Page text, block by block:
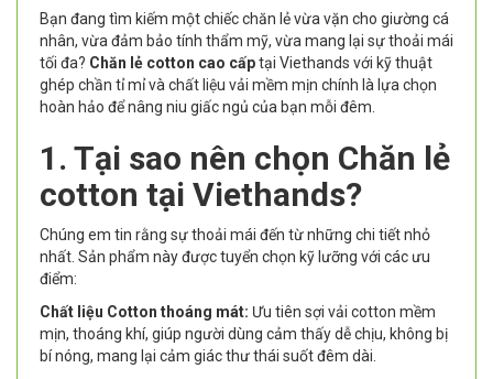
Bạn đang tìm kiếm một chiếc chăn lẻ vừa vặn cho giường cá
nhân, vừa đảm bảo tính thẩm mỹ, vừa mang lại sự thoải mái
tối đa? Chăn lẻ cotton cao cấptại Viethands với kỹ thuật
ghép chần tỉ mỉ và chất liệu vải mềm mịn chính là lựa chọn
hoàn hảo để nâng niu giấc ngủ của bạn mỗi đêm.
1. Tại sao nên chọn Chăn lẻ
cotton tại Viethands?
Chúng em tin rằng sự thoải mái đến từ những chi tiết nhỏ
nhất. Sản phẩm này được tuyển chọn kỹ lưỡng với các ưu
điểm:
Chất liệu Cotton thoáng mát: Ưu tiên sợi vải cotton mềm
mịn, thoáng khí, giúp người dùng cảm thấy dễ chịu, không bị
bí nóng, mang lại cảm giác thư thái suốt đêm dài.